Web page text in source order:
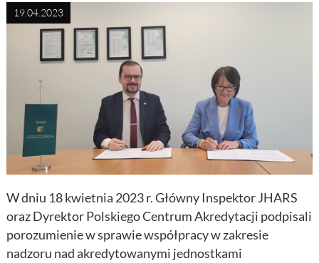
19.04.2023
W dniu 18 kwietnia 2023 r. Główny Inspektor JHARS
oraz Dyrektor Polskiego Centrum Akredytacji podpisali
porozumienie w sprawie współpracy w zakresie
nadzoru nad akredytowanymi jednostkami